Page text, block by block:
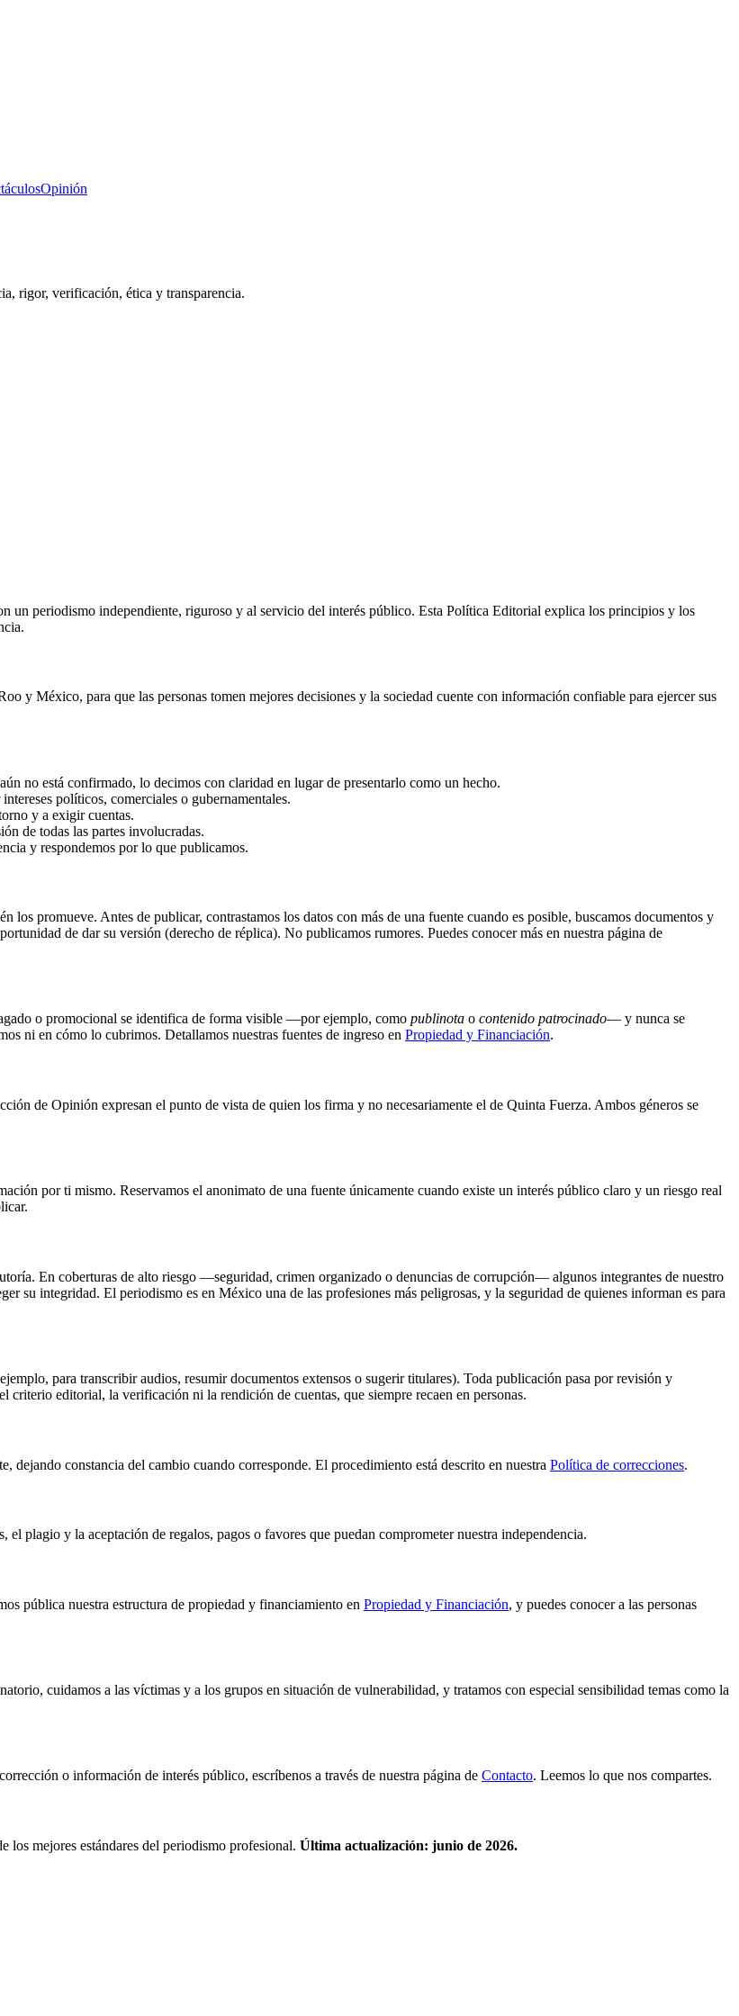
Opinión
rigor, verificación, ética y transparencia.
un periodismo independiente, riguroso y al servicio del interés público. Esta Política Editorial explica los principios y los
y México, para que las personas tomen mejores decisiones y la sociedad cuente con información confiable para ejercer sus
no está confirmado, lo decimos con claridad en lugar de presentarlo como un hecho.
políticos, comerciales o gubernamentales.
y a exigir cuentas.
de todas las partes involucradas.
y respondemos por lo que publicamos.
promueve. Antes de publicar, contrastamos los datos con más de una fuente cuando es posible, buscamos documentos y
de dar su versión (derecho de réplica). No publicamos rumores. Puedes conocer más en nuestra página de
o promocional se identifica de forma visible —por ejemplo, como publinota o contenido patrocinado— y nunca se
ni en cómo lo cubrimos. Detallamos nuestras fuentes de ingreso en Propiedad y Financiación.
de Opinión expresan el punto de vista de quien los firma y no necesariamente el de Quinta Fuerza. Ambos géneros se
por ti mismo. Reservamos el anonimato de una fuente únicamente cuando existe un interés público claro y un riesgo real
En coberturas de alto riesgo —seguridad, crimen organizado o denuncias de corrupción— algunos integrantes de nuestro
su integridad. El periodismo es en México una de las profesiones más peligrosas, y la seguridad de quienes informan es para
para transcribir audios, resumir documentos extensos o sugerir titulares). Toda publicación pasa por revisión y
criterio editorial, la verificación ni la rendición de cuentas, que siempre recaen en personas.
dejando constancia del cambio cuando corresponde. El procedimiento está descrito en nuestra Política de correcciones.
el plagio y la aceptación de regalos, pagos o favores que puedan comprometer nuestra independencia.
pública nuestra estructura de propiedad y financiamiento en Propiedad y Financiación, y puedes conocer a las personas
cuidamos a las víctimas y a los grupos en situación de vulnerabilidad, y tratamos con especial sensibilidad temas como la
o información de interés público, escríbenos a través de nuestra página de Contacto. Leemos lo que nos compartes.
los mejores estándares del periodismo profesional. Última actualización: junio de 2026.